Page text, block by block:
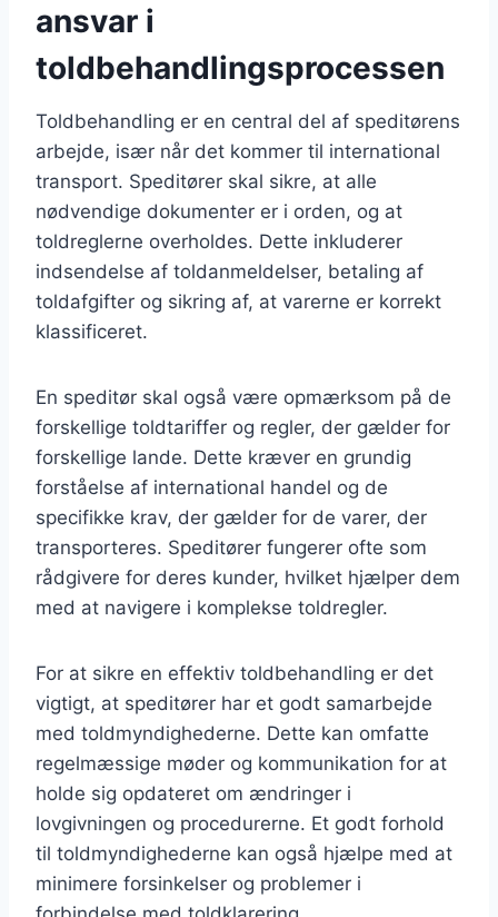
ansvar i
toldbehandlingsprocessen
Toldbehandling er en central del af speditørens
arbejde, især når det kommer til international
transport. Speditører skal sikre, at alle
nødvendige dokumenter er i orden, og at
toldreglerne overholdes. Dette inkluderer
indsendelse af toldanmeldelser, betaling af
toldafgifter og sikring af, at varerne er korrekt
klassificeret.
En speditør skal også være opmærksom på de
forskellige toldtariffer og regler, der gælder for
forskellige lande. Dette kræver en grundig
forståelse af international handel og de
specifikke krav, der gælder for de varer, der
transporteres. Speditører fungerer ofte som
rådgivere for deres kunder, hvilket hjælper dem
med at navigere i komplekse toldregler.
For at sikre en effektiv toldbehandling er det
vigtigt, at speditører har et godt samarbejde
med toldmyndighederne. Dette kan omfatte
regelmæssige møder og kommunikation for at
holde sig opdateret om ændringer i
lovgivningen og procedurerne. Et godt forhold
til toldmyndighederne kan også hjælpe med at
minimere forsinkelser og problemer i